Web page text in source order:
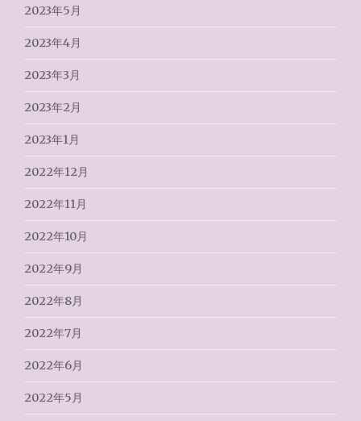
2023年5月
2023年4月
2023年3月
2023年2月
2023年1月
2022年12月
2022年11月
2022年10月
2022年9月
2022年8月
2022年7月
2022年6月
2022年5月